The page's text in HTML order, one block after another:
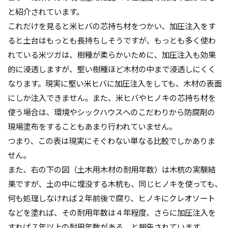
と紹介されています。
これだけを見ると米ヒバの芯持ち材をつかい、加圧注入をす
ると土台はもっとも長持ちしそうですが、もっとも多く使わ
れている米ツガは、樹種が柔らかいために、加圧注入も効果
的に浸透しますが、堅い樹種ほど木材の中まで浸透しにくく
なります。現実に堅い米ヒバに加圧注入をしても、木材の表面
にしか注入できません。また、米ヒバやヒノキの芯持ち材を
使う場合は、環境やシックハウスへのこだわりから防腐剤の
現場塗布をすることもあまり行われていません。
つまり、この表は現実にそぐわない単なる比較でしかありま
せん。
また、右の下の図（土木用木材の耐用年数）は木杭の実験結
果ですが、土の中に埋没する木杭も、同じヒノキを使っても、
何も処理しなければ２年前後で腐り、ヒノキにクレオソート
などを塗れば、その耐用年数は４年程度、さらに加圧注入を